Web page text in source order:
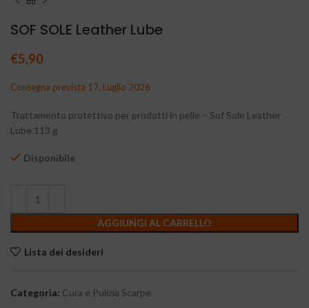
SOF SOLE Leather Lube
€5,90
Consegna prevista 17, Luglio 2026
Trattamento protettivo per prodotti in pelle – Sof Sole Leather
Lube 113 g
Disponibile
AGGIUNGI AL CARRELLO
Lista dei desideri
Categoria: Cura e Pulizia Scarpe